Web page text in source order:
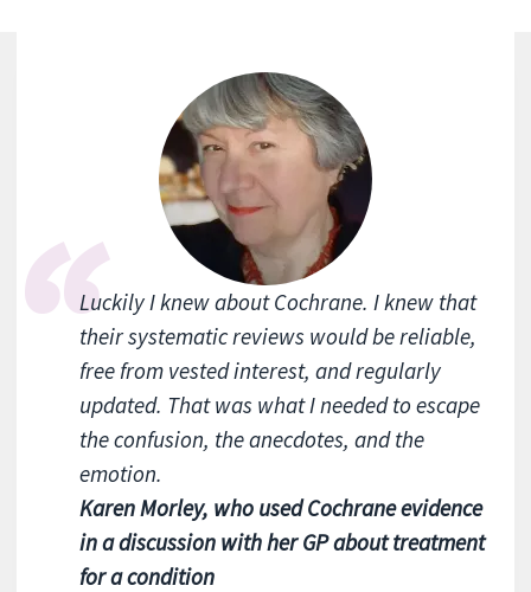
Luckily I knew about Cochrane. I knew that
their systematic reviews would be reliable,
free from vested interest, and regularly
updated. That was what I needed to escape
the confusion, the anecdotes, and the
emotion.
Karen Morley, who used Cochrane evidence
in a discussion with her GP about treatment
for a condition